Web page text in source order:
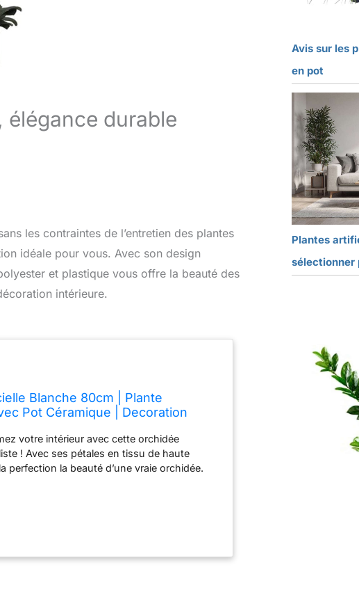
durable
les contraintes de l’entretien des plantes
idéale pour vous. Avec son design
et plastique vous offre la beauté des
intérieure.
Blanche 80cm | Plante
Pot Céramique | Decoration
votre intérieur avec cette orchidée
! Avec ses pétales en tissu de haute
perfection la beauté d’une vraie orchidée.
maison incontournable. Elle ajoute du
tout type d'ambiance avec sa touche florale
Céramique Inclus – Cette plante
en céramique design, prêt à poser, pour
Une alternative parfaite aux plantes
Avis sur les
en pot
Plantes
sélectionner